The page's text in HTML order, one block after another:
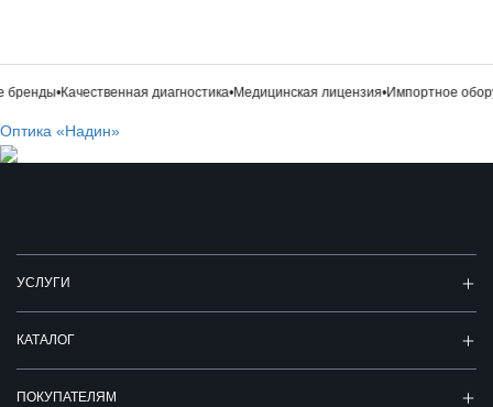
•Качественная диагностика•Медицинская лицензия•Импортное
Оптика «Надин»
УСЛУГИ
КАТАЛОГ
ПОКУПАТЕЛЯМ